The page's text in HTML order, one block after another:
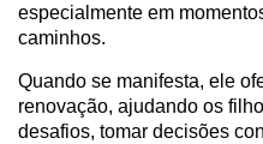
especialmente em
caminhos.
Quando se manifesta, ele
renovação, ajudando os
desafios, tomar decisões